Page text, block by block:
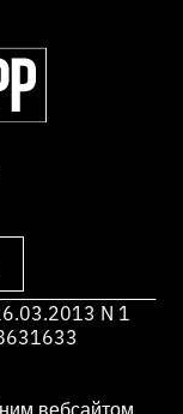
N 1
вебсайтом